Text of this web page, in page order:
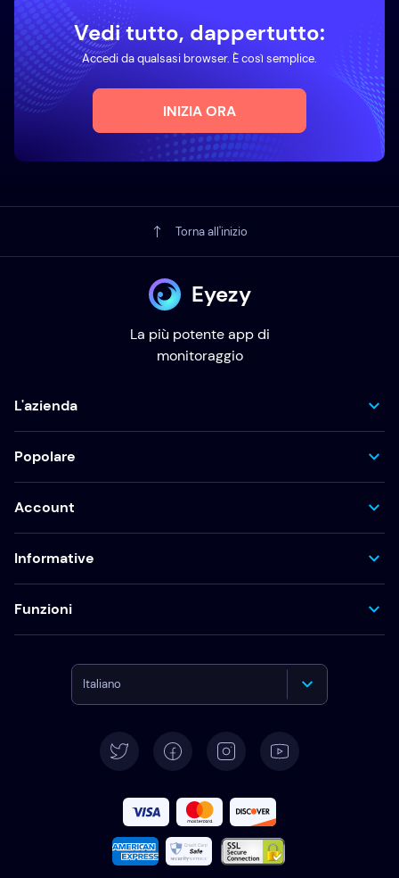
Vedi tutto, dappertutto:
Accedi da qualsasi browser. È così semplice.
INIZIA ORA
Torna all'inizio
Eyezy
La più potente app di
monitoraggio
L'azienda
Popolare
Account
Informative
Funzioni
Italiano
Deutsch
Español
Français